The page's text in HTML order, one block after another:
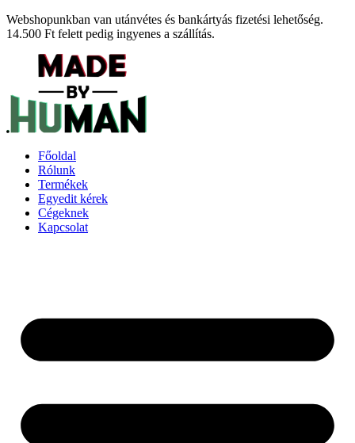
Ugrás
a
Webshopunkban van utánvétes és bankártyás fizetési lehetőség.
14.500 Ft felett pedig ingyenes a szállítás.
Főoldal
Rólunk
Termékek
Egyedit kérek
Cégeknek
Kapcsolat